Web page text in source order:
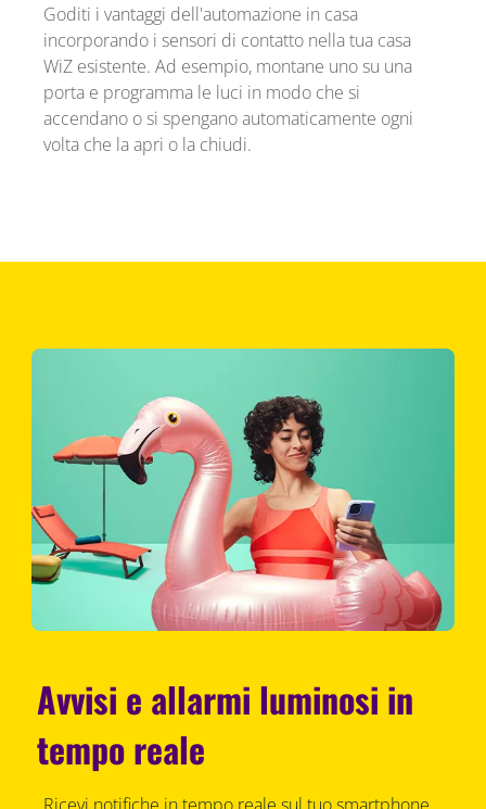
Goditi i vantaggi dell'automazione in casa
incorporando i sensori di contatto nella tua casa
WiZ esistente. Ad esempio, montane uno su una
porta e programma le luci in modo che si
accendano o si spengano automaticamente ogni
volta che la apri o la chiudi.
Avvisi e allarmi luminosi in
tempo reale